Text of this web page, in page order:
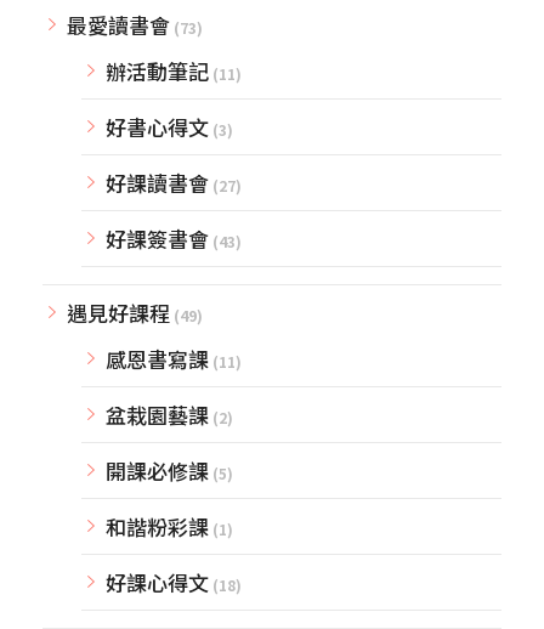
最愛讀書會 (73)
辦活動筆記 (11)
好書心得文 (3)
好課讀書會 (27)
好課簽書會 (43)
遇見好課程 (49)
感恩書寫課 (11)
盆栽園藝課 (2)
開課必修課 (5)
和諧粉彩課 (1)
好課心得文 (18)